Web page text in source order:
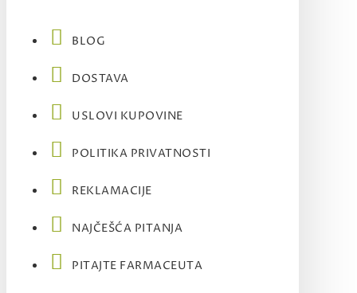
BLOG
DOSTAVA
USLOVI KUPOVINE
POLITIKA PRIVATNOSTI
REKLAMACIJE
NAJČEŠĆA PITANJA
PITAJTE FARMACEUTA